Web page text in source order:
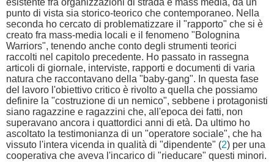
esistente fra organizzazioni di strada e mass media, da un
punto di vista sia storico-teorico che contemporaneo. Nella
seconda ho cercato di problematizzare il "rapporto" che si è
creato fra mass-media locali e il fenomeno "Bolognina
Warriors", tenendo anche conto degli strumenti teorici
raccolti nel capitolo precedente. Ho passato in rassegna
articoli di giornale, interviste, rapporti e documenti di varia
natura che raccontavano della "baby-gang". In questa fase
del lavoro l'obiettivo critico è rivolto a quella che possiamo
definire la "costruzione di un nemico", sebbene i protagonisti
siano ragazzine e ragazzini che, all'epoca dei fatti, non
superavano ancora i quattordici anni di età. Da ultimo ho
ascoltato la testimonianza di un "operatore sociale", che ha
vissuto l'intera vicenda in qualità di "dipendente" (2) per una
cooperativa che aveva l'incarico di "rieducare" questi minori.